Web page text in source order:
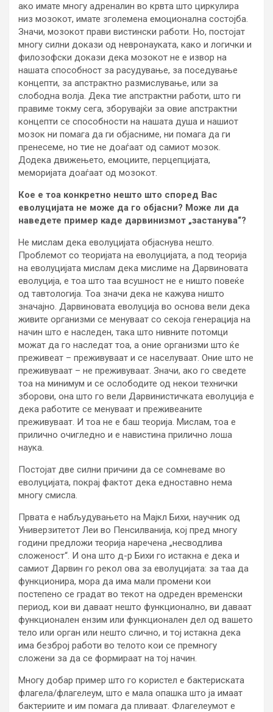
ако имате многу адреналин во крвта што циркулира
низ мозокот, имате зголемена емоционална состојба.
Значи, мозокот прави вистински работи. Но, постојат
многу силни докази од невронауката, како и логички и
филозофски докази дека мозокот не е извор на
нашата способност за расудување, за поседување
концепти, за апстрактно размислување, или за
слободна волја. Дека тие апстрактни работи, што ги
правиме токму сега, зборувајќи за овие апстрактни
концепти се способности на нашата душа и нашиот
мозок ни помага да ги објасниме, ни помага да ги
пренесеме, но тие не доаѓаат од самиот мозок.
Додека движењето, емоциите, перцепцијата,
меморијата доаѓаат од мозокот.
Кое е тоа конкретно нешто што според Вас
еволуцијата не може да го објасни? Може ли да
наведете пример каде дарвинизмот „застанува“?
Не мислам дека еволуцијата објаснува нешто.
Проблемот со теоријата на еволуцијата, а под теорија
на еволуцијата мислам дека мислиме на Дарвиновата
еволуција, е тоа што таа всушност не е ништо повеќе
од тавтологија. Тоа значи дека не кажува ништо
значајно. Дарвиновата еволуција во основа вели дека
живите организми се менуваат со секоја генерација на
начин што е наследен, така што нивните потомци
можат да го наследат тоа, а оние организми што ќе
преживеат – преживуваат и се населуваат. Оние што не
преживуваат – не преживуваат. Значи, ако го сведете
тоа на минимум и се ослободите од некои технички
зборови, она што го вели Дарвинистичката еволуција е
дека работите се менуваат и преживеаните
преживуваат. И тоа не е баш теорија. Мислам, тоа е
прилично очигледно и е навистина прилично лоша
наука.
Постојат две силни причини да се сомневаме во
еволуцијата, покрај фактот дека едноставно нема
многу смисла.
Првата е набљудувањето на Мајкл Бихи, научник од
Универзитетот Леи во Пенсилванија, кој пред многу
години предложи теорија наречена „несводлива
сложеност“. И она што д-р Бихи го истакна е дека и
самиот Дарвин го рекол ова за еволуцијата: за таа да
функционира, мора да има мали промени кои
постепено се градат во текот на одреден временски
период, кои ви даваат нешто функционално, ви даваат
функционален ензим или функционален дел од вашето
тело или орган или нешто слично, и тој истакна дека
има безброј работи во телото кои се премногу
сложени за да се формираат на тој начин.
Многу добар пример што го користел е бактериската
флагела/флагелеум, што е мала опашка што ја имаат
бактериите и им помага да пливаат. Флагелеумот е